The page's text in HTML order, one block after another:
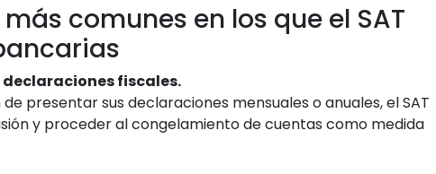
comunes en los que el SAT
fiscales.
presentar sus declaraciones mensuales o anuales, el SAT
y proceder al congelamiento de cuentas como medida